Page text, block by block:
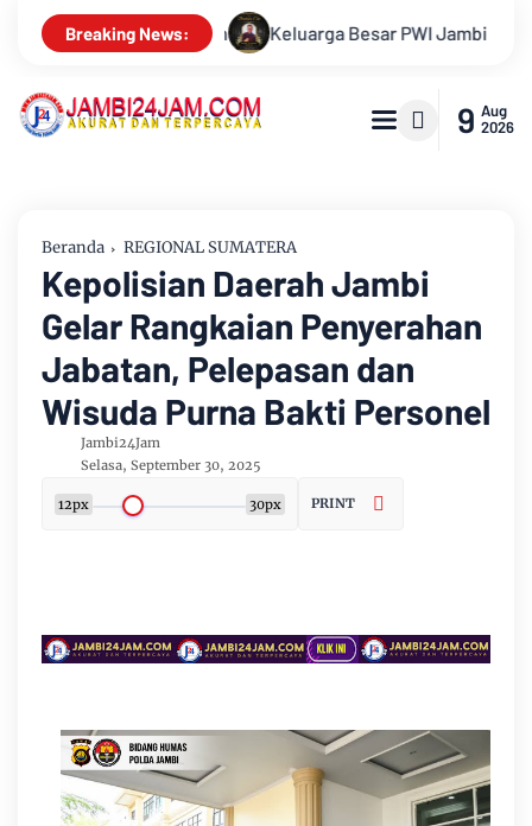
Breaking News:
Jambi Berduka, Hery Rawas Mantan Sekretaris PWI Jambi
9 Aug
2026
Beranda REGIONAL SUMATERA
Kepolisian Daerah Jambi
Gelar Rangkaian Penyerahan
Jabatan, Pelepasan dan
Wisuda Purna Bakti Personel
Jambi24Jam
Selasa, September 30, 2025
12px 30px PRINT